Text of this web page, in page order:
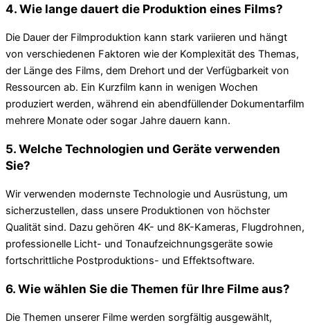
4. Wie lange dauert die Produktion eines Films?
Die Dauer der Filmproduktion kann stark variieren und hängt
von verschiedenen Faktoren wie der Komplexität des Themas,
der Länge des Films, dem Drehort und der Verfügbarkeit von
Ressourcen ab. Ein Kurzfilm kann in wenigen Wochen
produziert werden, während ein abendfüllender Dokumentarfilm
mehrere Monate oder sogar Jahre dauern kann.
5. Welche Technologien und Geräte verwenden
Sie?
Wir verwenden modernste Technologie und Ausrüstung, um
sicherzustellen, dass unsere Produktionen von höchster
Qualität sind. Dazu gehören 4K- und 8K-Kameras, Flugdrohnen,
professionelle Licht- und Tonaufzeichnungsgeräte sowie
fortschrittliche Postproduktions- und Effektsoftware.
6. Wie wählen Sie die Themen für Ihre Filme aus?
Die Themen unserer Filme werden sorgfältig ausgewählt,